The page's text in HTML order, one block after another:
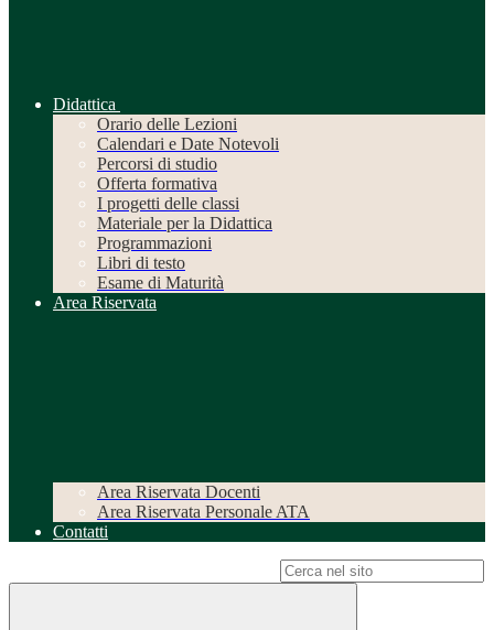
Didattica
Orario delle Lezioni
Calendari e Date Notevoli
Percorsi di studio
Offerta formativa
I progetti delle classi
Materiale per la Didattica
Programmazioni
Libri di testo
Esame di Maturità
Area Riservata
Area Riservata Docenti
Area Riservata Personale ATA
Contatti